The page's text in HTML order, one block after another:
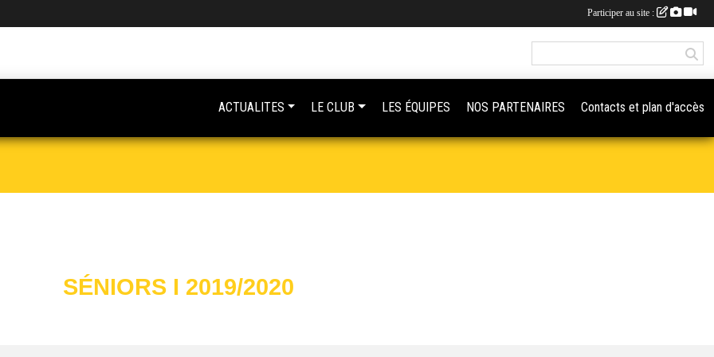
SÉNIORS I 2019/2020
ACTUALITES LE CLUB LES ÉQUIPES NOS PARTENAIRES Contacts et plan d'accès
Participer au site :